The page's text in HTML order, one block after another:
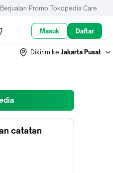
Promo Tokopedia Care
Masuk Daftar
Dikirim ke Jakarta Pusat
catatan